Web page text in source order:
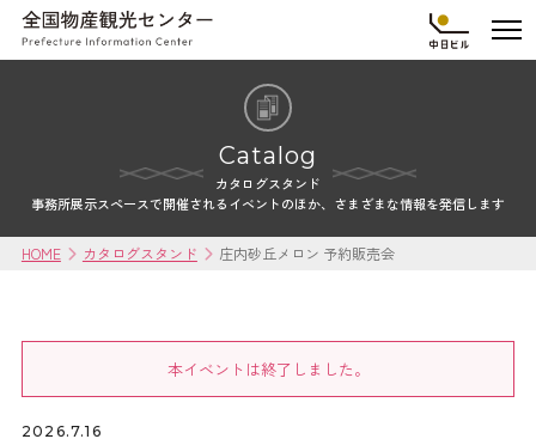
Catalog
カタログスタンド
事務所展示スペースで開催されるイベントのほか、さまざまな情報を発信します
HOME カタログスタンド 庄内砂丘メロン 予約販売会
本イベントは終了しました。
2026.7.16